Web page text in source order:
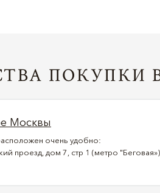
ПОКУПКИ В
Москвы
очень удобно:
проезд, дом 7, стр 1 (метро "Беговая»).